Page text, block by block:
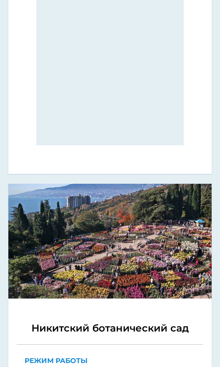
Никитский ботанический сад
РЕЖИМ РАБОТЫ